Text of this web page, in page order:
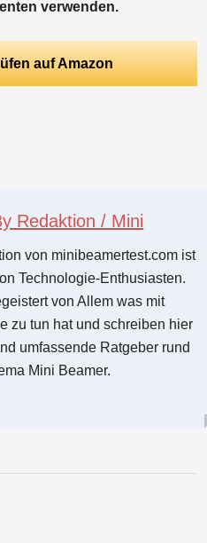
verwenden.
auf Amazon
Redaktion / Mini
von minibeamertest.com ist
Technologie-Enthusiasten.
von Allem was mit
zu tun hat und schreiben hier
umfassende Ratgeber rund
Mini Beamer.